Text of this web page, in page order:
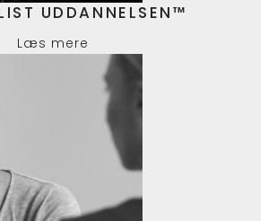
UDDANNELSEN™
Læs mere